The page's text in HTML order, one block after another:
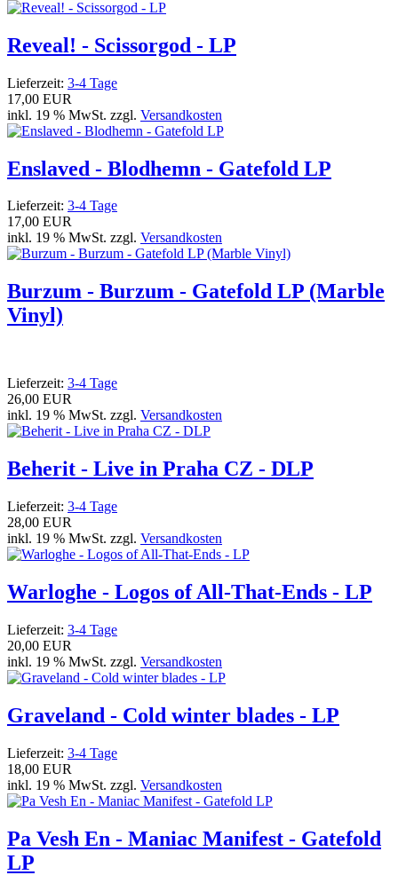
Reveal! - Scissorgod - LP
Lieferzeit: 3-4 Tage
17,00 EUR
inkl. 19 % MwSt. zzgl. Versandkosten
Enslaved - Blodhemn - Gatefold LP
Lieferzeit: 3-4 Tage
17,00 EUR
inkl. 19 % MwSt. zzgl. Versandkosten
Burzum - Burzum - Gatefold LP (Marble
Vinyl)
Lieferzeit: 3-4 Tage
26,00 EUR
inkl. 19 % MwSt. zzgl. Versandkosten
Beherit - Live in Praha CZ - DLP
Lieferzeit: 3-4 Tage
28,00 EUR
inkl. 19 % MwSt. zzgl. Versandkosten
Warloghe - Logos of All-That-Ends - LP
Lieferzeit: 3-4 Tage
20,00 EUR
inkl. 19 % MwSt. zzgl. Versandkosten
Graveland - Cold winter blades - LP
Lieferzeit: 3-4 Tage
18,00 EUR
inkl. 19 % MwSt. zzgl. Versandkosten
Pa Vesh En - Maniac Manifest - Gatefold
LP